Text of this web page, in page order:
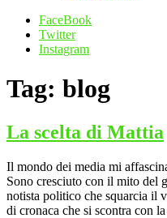
FaceBook
Twitter
Instagram
Tag: blog
La scelta di Mattia
Il mondo dei media mi
Sono cresciuto con il mito del
notista politico che squarcia il
di cronaca che si scontra con